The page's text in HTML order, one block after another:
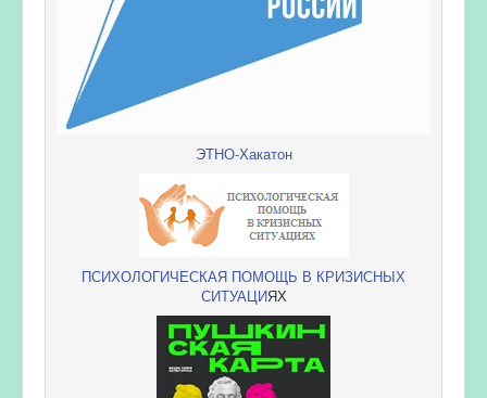
ЭТНО-Хакатон
ПСИХОЛОГИЧЕСКАЯ ПОМОЩЬ В КРИЗИСНЫХ
СИТУАЦИЯХ